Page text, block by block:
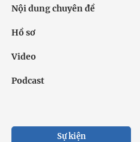
Nội dung chuyên đề
Hồ sơ
Video
Podcast
Sự kiện